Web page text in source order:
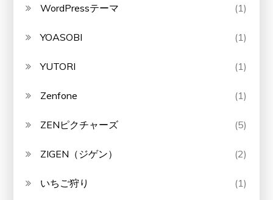
WordPressテーマ (1)
YOASOBI (1)
YUTORI (1)
Zenfone (1)
ZENピクチャーズ (5)
ZIGEN（ジゲン） (2)
いちご狩り (1)